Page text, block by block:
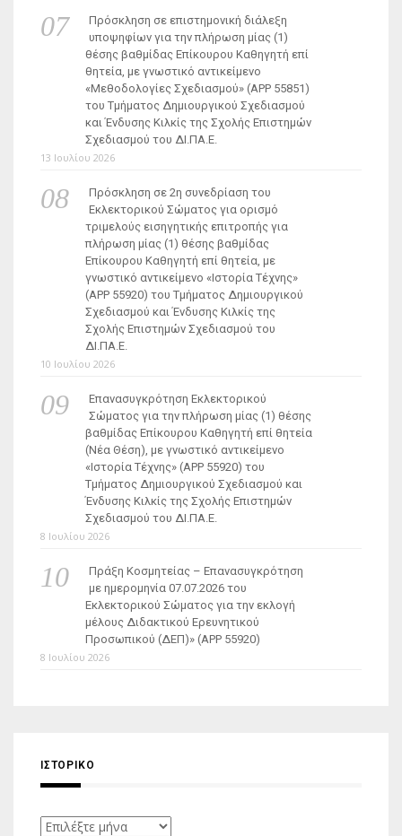
Πρόσκληση σε επιστημονική διάλεξη
υποψηφίων για την πλήρωση μίας (1)
θέσης βαθμίδας Επίκουρου Καθηγητή επί
θητεία, με γνωστικό αντικείμενο
«Μεθοδολογίες Σχεδιασμού» (ΑΡΡ 55851)
του Τμήματος Δημιουργικού Σχεδιασμού
και Ένδυσης Κιλκίς της Σχολής Επιστημών
Σχεδιασμού του ΔΙ.ΠΑ.Ε.
13 Ιουλίου 2026
Πρόσκληση σε 2η συνεδρίαση του
Εκλεκτορικού Σώματος για ορισμό
τριμελούς εισηγητικής επιτροπής για
πλήρωση μίας (1) θέσης βαθμίδας
Επίκουρου Καθηγητή επί θητεία, με
γνωστικό αντικείμενο «Ιστορία Τέχνης»
(ΑΡΡ 55920) του Τμήματος Δημιουργικού
Σχεδιασμού και Ένδυσης Κιλκίς της
Σχολής Επιστημών Σχεδιασμού του
ΔΙ.ΠΑ.Ε.
10 Ιουλίου 2026
Επανασυγκρότηση Εκλεκτορικού
Σώματος για την πλήρωση μίας (1) θέσης
βαθμίδας Επίκουρου Καθηγητή επί θητεία
(Νέα Θέση), με γνωστικό αντικείμενο
«Ιστορία Τέχνης» (ΑΡΡ 55920) του
Τμήματος Δημιουργικού Σχεδιασμού και
Ένδυσης Κιλκίς της Σχολής Επιστημών
Σχεδιασμού του ΔΙ.ΠΑ.Ε.
8 Ιουλίου 2026
Πράξη Κοσμητείας – Επανασυγκρότηση
με ημερομηνία 07.07.2026 του
Εκλεκτορικού Σώματος για την εκλογή
μέλους Διδακτικού Ερευνητικού
Προσωπικού (ΔΕΠ)» (APP 55920)
8 Ιουλίου 2026
ΙΣΤΟΡΙΚΌ
Ιστορικό